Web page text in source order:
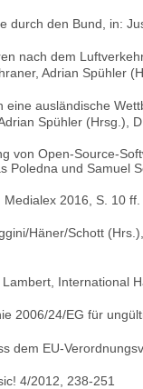
durch den Bund, in:
nach dem
Adrian Spühler
eine ausländische
Spühler (Hrsg.),
von Open-Source-
Poledna und Samuel
2016, S. 10 ff.
Häner/Schott
International
2006/24/EG für
dem EU-
4/2012, 238-251